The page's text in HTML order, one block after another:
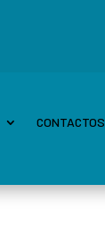
CONTACTOS